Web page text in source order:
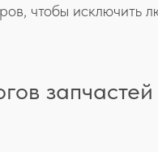
чтобы исключить
запчастей